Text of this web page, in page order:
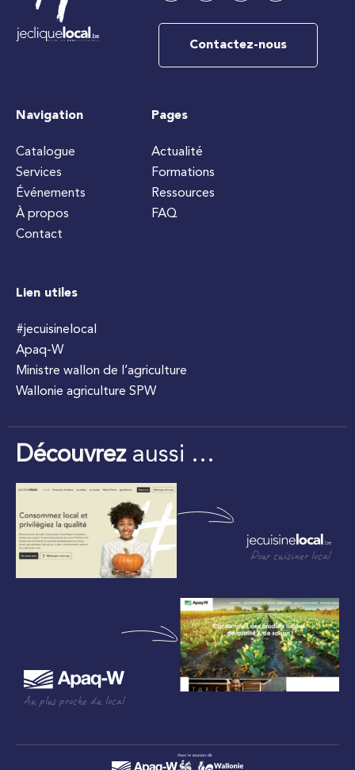
Contactez-nous
Navigation
Catalogue
Services
Événements
À propos
Contact
Pages
Actualité
Formations
Ressources
FAQ
Lien utiles
#jecuisinelocal
Apaq-W
Ministre wallon de l’agriculture
Wallonie agriculture SPW
Découvrezaussi …
Pour cuisiner local
Au plus proche du local